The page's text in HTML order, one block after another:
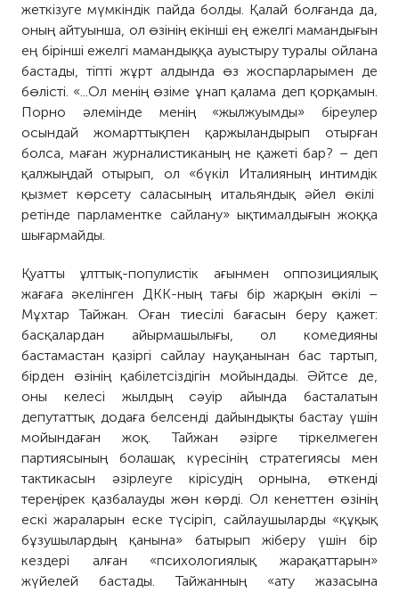
жеткізуге мүмкіндік пайда болды. Қалай болғанда да,
оның айтуынша, ол өзінің екінші ең ежелгі мамандығын
ең бірінші ежелгі мамандыққа ауыстыру туралы ойлана
бастады, тіпті жұрт алдында өз жоспарларымен де
бөлісті. «...Ол менің өзіме ұнап қалама деп қорқамын.
Порно әлемінде менің «жылжуымды» біреулер
осындай жомарттықпен қаржыландырып отырған
болса, маған журналистиканың не қажеті бар? – деп
қалжыңдай отырып, ол «бүкіл Италияның интимдік
қызмет көрсету саласының итальяндық әйел өкілі
ретінде парламентке сайлану» ықтималдығын жоққа
шығармайды.
Қуатты ұлттық-популистік ағынмен оппозициялық
жағаға әкелінген ДКК-ның тағы бір жарқын өкілі –
Мұхтар Тайжан. Оған тиесілі бағасын беру қажет:
басқалардан айырмашылығы, ол комедияны
бастамастан қазіргі сайлау науқанынан бас тартып,
бірден өзінің қабілетсіздігін мойындады. Әйтсе де,
оны келесі жылдың сәуір айында басталатын
депутаттық додаға белсенді дайындықты бастау үшін
мойындаған жоқ. Тайжан әзірге тіркелмеген
партиясының болашақ күресінің стратегиясы мен
тактикасын әзірлеуге кірісудің орнына, өткенді
тереңірек қазбалауды жөн көрді. Ол кенеттен өзінің
ескі жараларын еске түсіріп, сайлаушыларды «құқық
бұзушылардың қанына» батырып жіберу үшін бір
кездері алған «психологиялық жарақаттарын»
жүйелей бастады. Тайжанның «ату жазасына